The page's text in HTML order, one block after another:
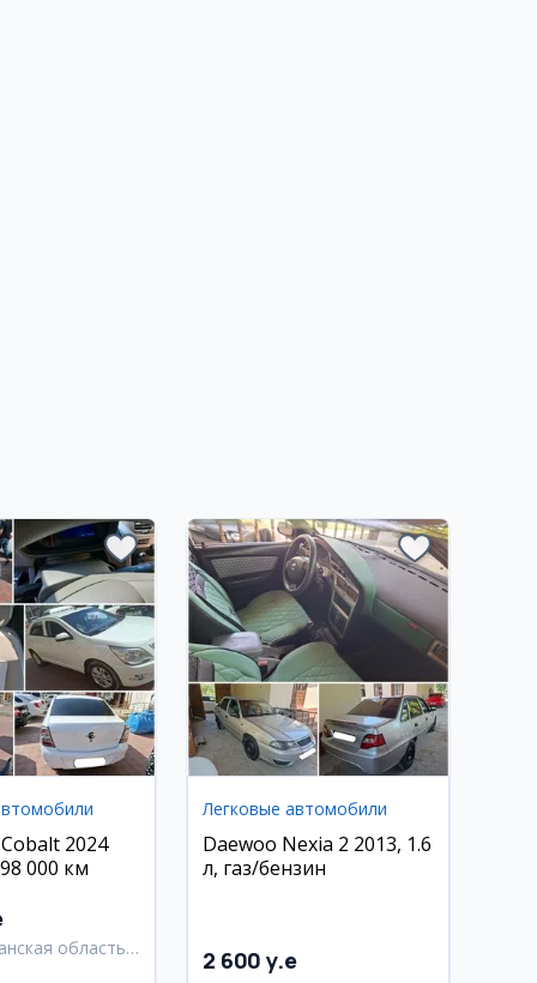
2024
000 км
область,
Легковые автомобили
Daewoo Nexia 2 2013, 1.6
л, газ/бензин
2 600 y.e